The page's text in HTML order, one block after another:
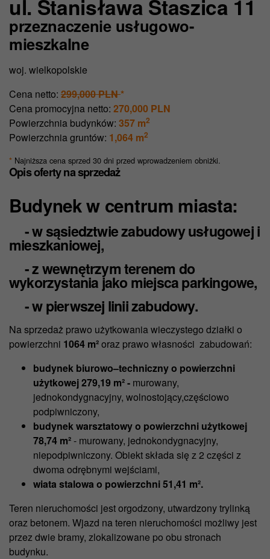
ul. Stanisława Staszica 11
przeznaczenie usługowo-
mieszkalne
woj. wielkopolskie
Cena netto: 299,000 PLN*
Cena promocyjna netto: 270,000 PLN
Powierzchnia budynków: 357 m2
Powierzchnia gruntów: 1,064 m2
* Najniższa cena sprzed 30 dni przed wprowadzeniem obniżki.
Opis ofertyna sprzedaż
Budynek w centrum miasta:
- w sąsiedztwie zabudowy usługowej i
mieszkaniowej,
- z wewnętrzym terenem do
wykorzystania jako miejsca parkingowe,
- w pierwszej linii zabudowy.
Na sprzedaż prawo użytkowania wieczystego działki o
powierzchni 1064 m²oraz prawo własności zabudowań:
budynek biurowo–techniczny o powierzchni
użytkowej 279,19 m² - murowany,
jednokondygnacyjny, wolnostojący,częściowo
podpiwniczony,
budynek warsztatowy o powierzchni użytkowej
78,74 m²- murowany, jednokondygnacyjny,
niepodpiwniczony. Obiekt składa się z 2 części z
dwoma odrębnymi wejściami,
wiata stalowa o powierzchni 51,41 m².
Teren nieruchomości jest orgodzony, utwardzony trylinką
oraz betonem. Wjazd na teren nieruchomości możliwy jest
przez dwie bramy, zlokalizowane po obu stronach
budynku.